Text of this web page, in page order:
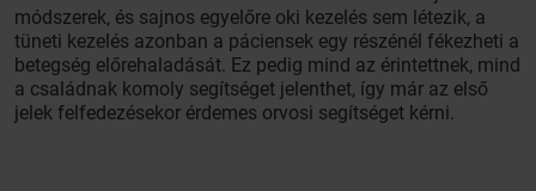
módszerek, és sajnos egyelőre oki kezelés sem létezik, a
tüneti kezelés azonban a páciensek egy részénél fékezheti a
betegség előrehaladását. Ez pedig mind az érintettnek, mind
a családnak komoly segítséget jelenthet, így már az első
jelek felfedezésekor érdemes orvosi segítséget kérni.